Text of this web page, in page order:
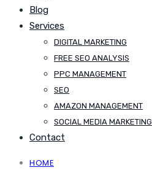
Blog
Services
DIGITAL MARKETING
FREE SEO ANALYSIS
PPC MANAGEMENT
SEO
AMAZON MANAGEMENT
SOCIAL MEDIA MARKETING
Contact
HOME